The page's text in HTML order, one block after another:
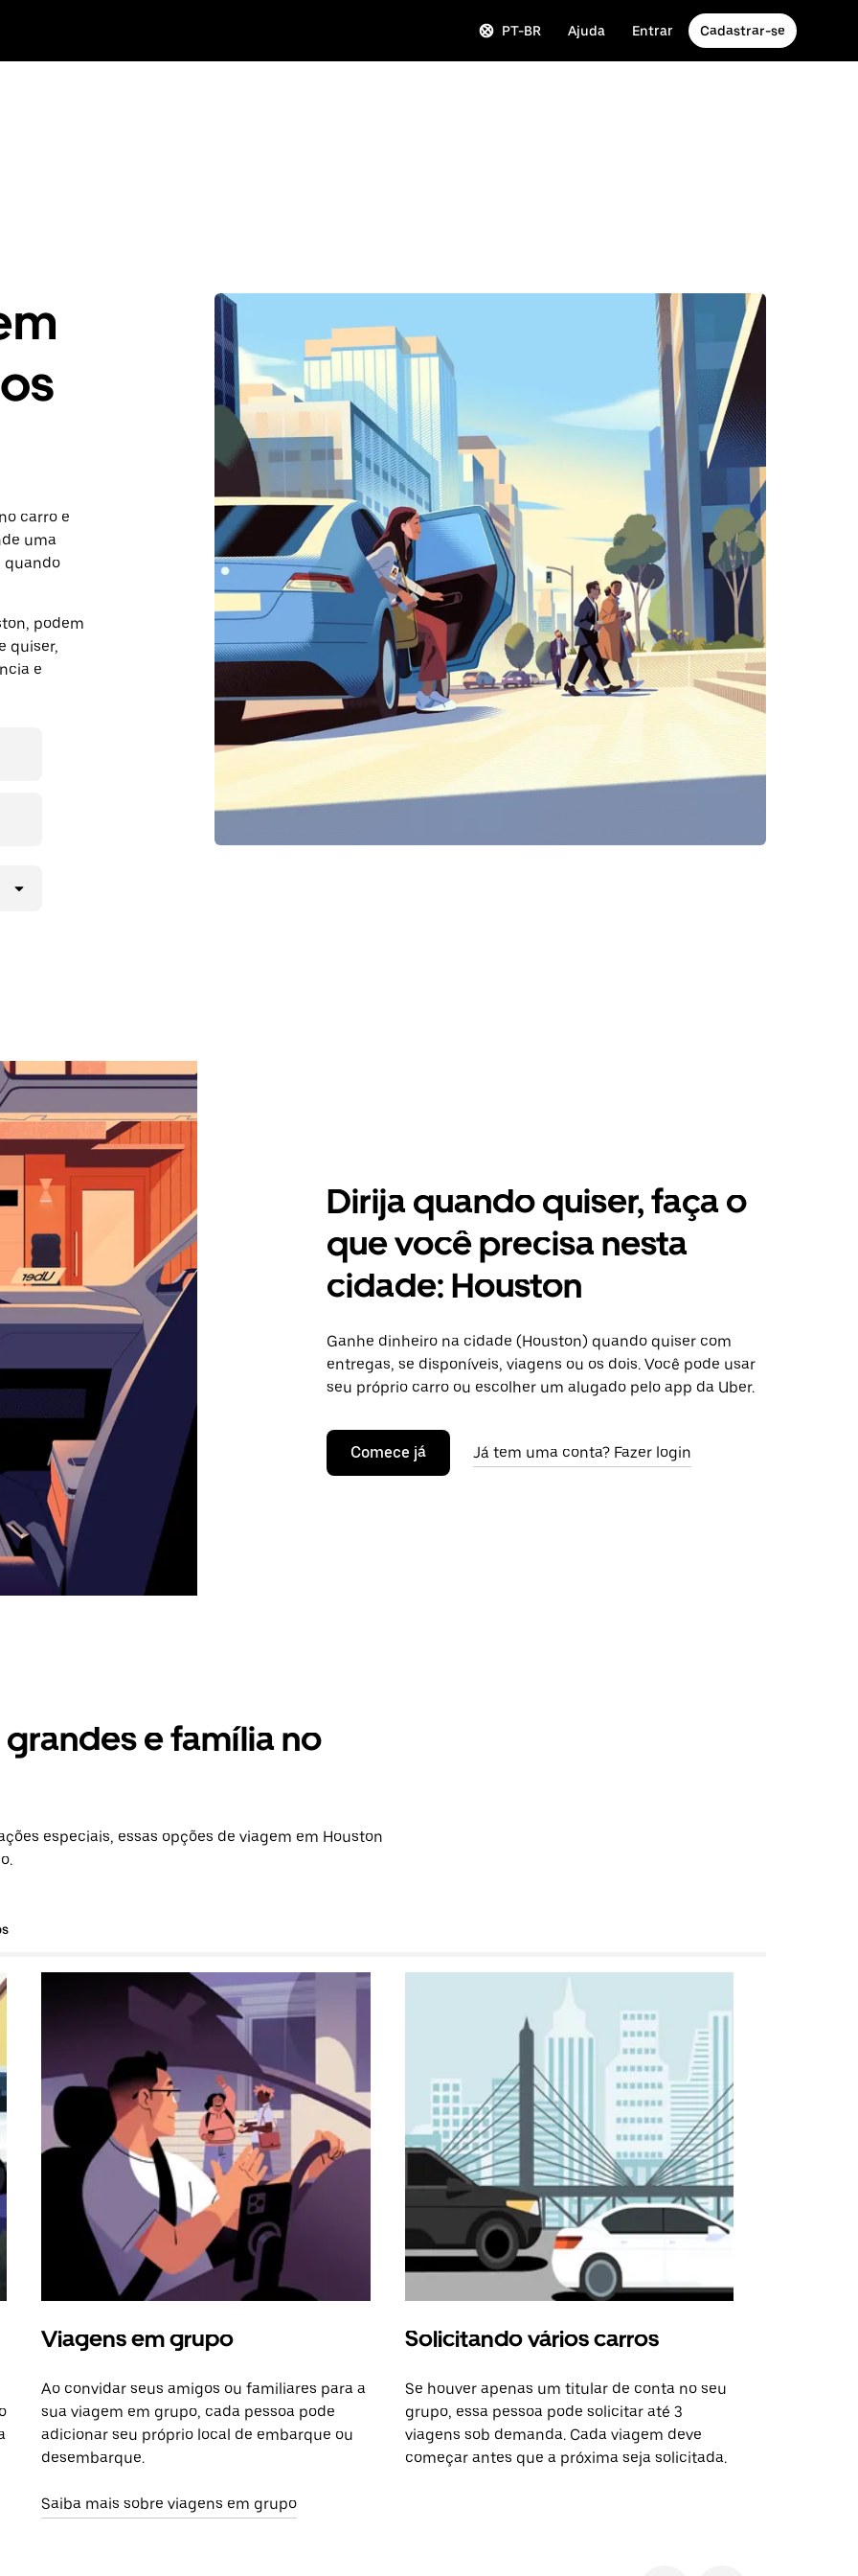
PT-BR Ajuda Entrar Cadastrar-se
carro e
uma
quando
podem
quiser,
e
Dirija quando quiser, faça o
que você precisa nesta
cidade: Houston
Ganhe dinheiro na cidade (Houston) quando quiser com
entregas, se disponíveis, viagens ou os dois. Você pode usar
seu próprio carro ou escolher um alugado pelo app da Uber.
Comece já Já tem uma conta? Fazer login
e família no
especiais, essas opções de viagem em Houston
Viagens em grupo
Ao convidar seus amigos ou familiares para a
sua viagem em grupo, cada pessoa pode
adicionar seu próprio local de embarque ou
desembarque.
Saiba mais sobre viagens em grupo
Solicitando vários carros
Se houver apenas um titular de conta no seu
grupo, essa pessoa pode solicitar até 3
viagens sob demanda. Cada viagem deve
começar antes que a próxima seja solicitada.